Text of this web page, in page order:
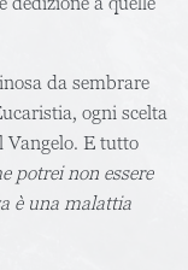
da sembrare
ogni scelta
Vangelo. E tutto
potrei non essere
è una malattia